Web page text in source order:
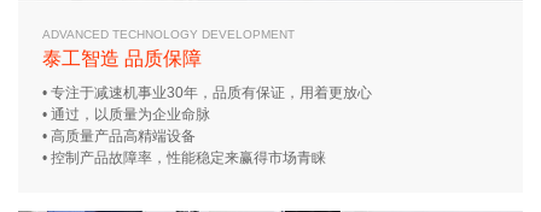
ADVANCED TECHNOLOGY DEVELOPMENT
泰工智造 品质保障
• 专注于减速机事业30年，品质有保证，用着更放心
• 通过，以质量为企业命脉
• 高质量产品高精端设备
• 控制产品故障率，性能稳定来赢得市场青睐